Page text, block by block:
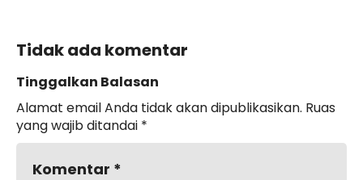
Tidak ada komentar
Tinggalkan Balasan
Alamat email Anda tidak akan dipublikasikan. Ruas
yang wajib ditandai *
Komentar *